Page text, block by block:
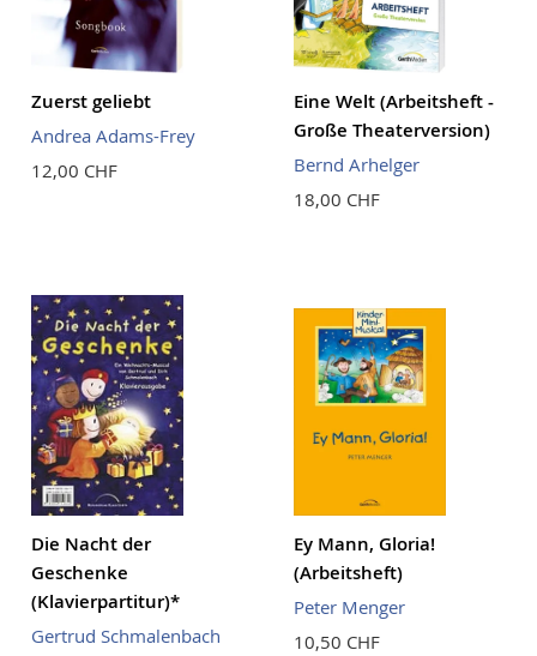
Zuerst geliebt
Andrea Adams-Frey
12,00 CHF
Eine Welt (Arbeitsheft -
Große Theaterversion)
Bernd Arhelger
18,00 CHF
Die Nacht der
Geschenke
(Klavierpartitur)*
Gertrud Schmalenbach
Ey Mann, Gloria!
(Arbeitsheft)
Peter Menger
10,50 CHF